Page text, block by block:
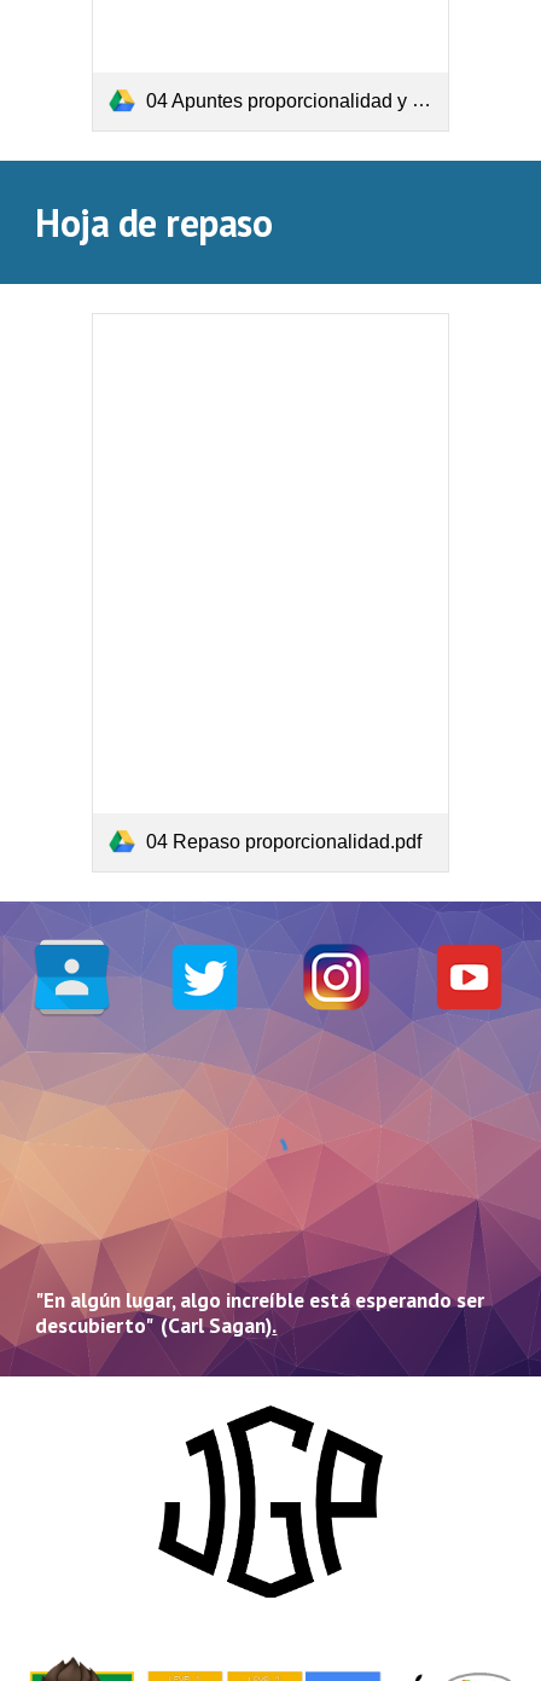
04 Apuntes proporcionalidad y porcentajes.pdf
Hoja de repaso
04 Repaso proporcionalidad.pdf
"En algún lugar, algo increíble está esperando ser
descubierto" (Carl Sagan).